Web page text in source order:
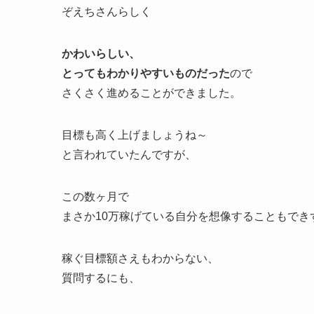
ぞえちさんらしく
かわいらしい、
とってもわかりやすいものだったので
さくさく進めることができました。
目標も高く上げましょうね～
と言われていたんですが、
この数ヶ月で
まさか10万稼げている自分を想像することもでき
稼ぐ目標額さえもわからない、
質問するにも、